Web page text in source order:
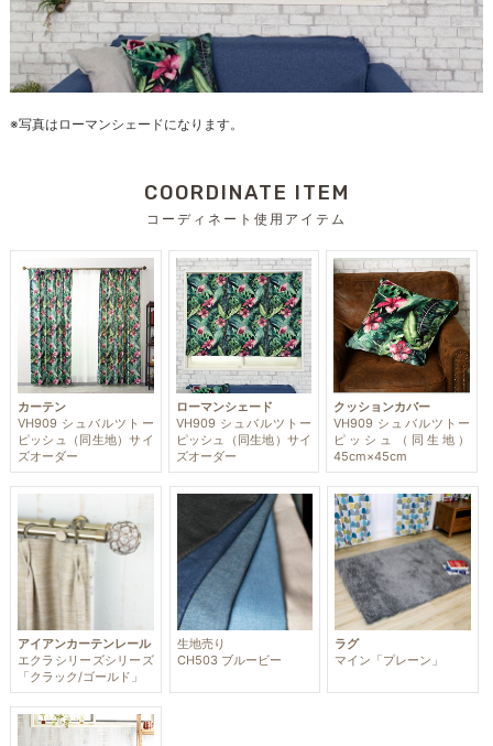
※写真はローマンシェードになります。
COORDINATE ITEM
コーディネート使用アイテム
カーテン
VH909 シュバルツトー
ピッシュ（同生地）サイ
ズオーダー
ローマンシェード
VH909 シュバルツトー
ピッシュ（同生地）サイ
ズオーダー
クッションカバー
VH909 シュバルツトー
ピッシュ（同生地）
45cm×45cm
アイアンカーテンレール
エクラシリーズシリーズ
「クラック/ゴールド」
生地売り
CH503 ブルービー
ラグ
マイン「プレーン」